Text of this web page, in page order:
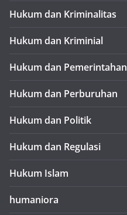
Hukum dan Kriminalitas
Hukum dan Kriminial
Hukum dan Pemerintahan
Hukum dan Perburuhan
Hukum dan Politik
Hukum dan Regulasi
Hukum Islam
humaniora